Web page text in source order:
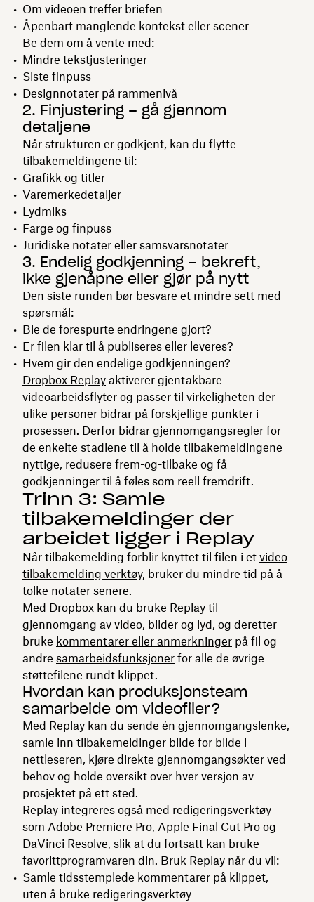
Om videoen treffer briefen
Åpenbart manglende kontekst eller scener
Be dem om å vente med:
Mindre tekstjusteringer
Siste finpuss
Designnotater på rammenivå
2. Finjustering – gå gjennom
detaljene
Når strukturen er godkjent, kan du flytte
tilbakemeldingene til:
Grafikk og titler
Varemerkedetaljer
Lydmiks
Farge og finpuss
Juridiske notater eller samsvarsnotater
3. Endelig godkjenning – bekreft,
ikke gjenåpne eller gjør på nytt
Den siste runden bør besvare et mindre sett med
spørsmål:
Ble de forespurte endringene gjort?
Er filen klar til å publiseres eller leveres?
Hvem gir den endelige godkjenningen?
Dropbox Replay aktiverer gjentakbare
videoarbeidsflyter og passer til virkeligheten der
ulike personer bidrar på forskjellige punkter i
prosessen. Derfor bidrar gjennomgangsregler for
de enkelte stadiene til å holde tilbakemeldingene
nyttige, redusere frem-og-tilbake og få
godkjenninger til å føles som reell fremdrift.
Trinn 3: Samle
tilbakemeldinger der
arbeidet ligger i Replay
Når tilbakemelding forblir knyttet til filen i et video
tilbakemelding verktøy, bruker du mindre tid på å
tolke notater senere.
Med Dropbox kan du bruke Replay til
gjennomgang av video, bilder og lyd, og deretter
bruke kommentarer eller anmerkninger på fil og
andre samarbeidsfunksjoner for alle de øvrige
støttefilene rundt klippet.
Hvordan kan produksjonsteam
samarbeide om videofiler?
Med Replay kan du sende én gjennomgangslenke,
samle inn tilbakemeldinger bilde for bilde i
nettleseren, kjøre direkte gjennomgangsøkter ved
behov og holde oversikt over hver versjon av
prosjektet på ett sted.
Replay integreres også med redigeringsverktøy
som Adobe Premiere Pro, Apple Final Cut Pro og
DaVinci Resolve, slik at du fortsatt kan bruke
favorittprogramvaren din. Bruk Replay når du vil:
Samle tidsstemplede kommentarer på klippet,
uten å bruke redigeringsverktøy